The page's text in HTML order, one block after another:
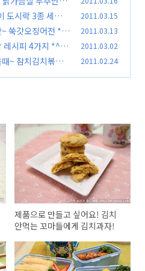
도시락 3종 세트 *
2011.03.15
~ 쑥갓오징어전 *^
2011.03.13
참치캔으로 쉽게 만든 도시락 레시피 4가지 *^^* 2011.03.02
~ 참치김치볶음
2011.02.24
제품으로 만들고 싶어요! 김치
안먹는 꼬마들에게 김치과자!